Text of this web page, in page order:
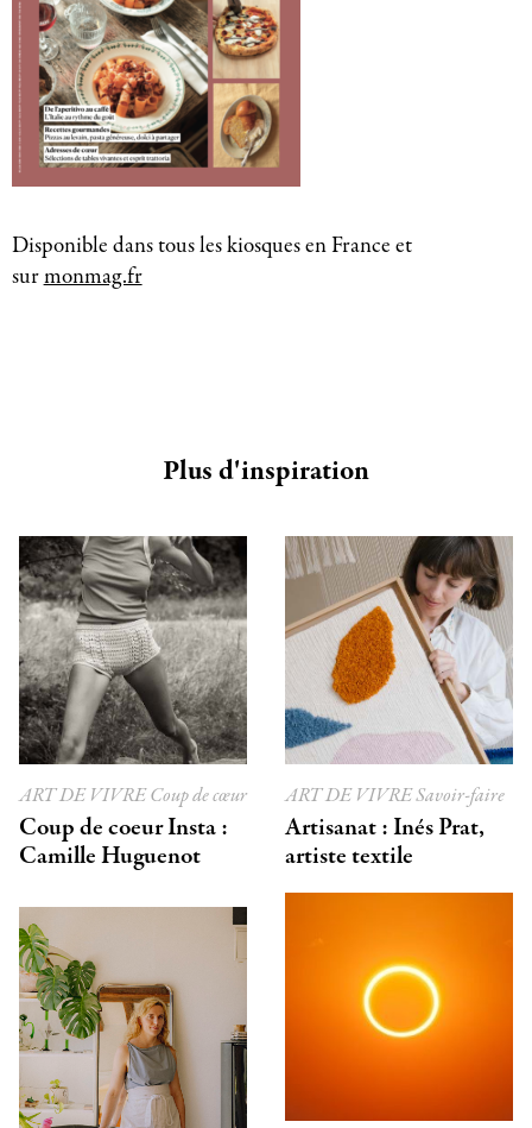
Disponible dans tous les kiosques en France et
surmonmag.fr
Plus d'inspiration
ART DE VIVRECoup de cœur
Coup de coeur Insta :
Camille Huguenot
ART DE VIVRESavoir-faire
Artisanat : Inés Prat,
artiste textile